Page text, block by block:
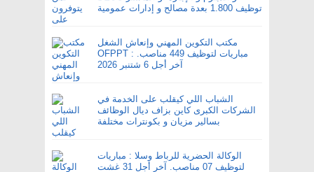
توظيف 1.800 بعدة مصالح و إدارات عمومية
مكتب التكوين المهني وإنعاش الشغل
OFPPT : مباريات لتوظيف 449 مناصب.
آخر أجل 6 شتنبر 2026
الشباب اللي كيقلب على الخدمة في
الشركات الكبرى كاين بزاف ديال الوظائف
بسالير مزيان و بكونترات مختلفة
الوكالة الحضرية للرباط وسلا : مباريات
لتوظيف 07 مناصب. آخر أجل 31 غشت